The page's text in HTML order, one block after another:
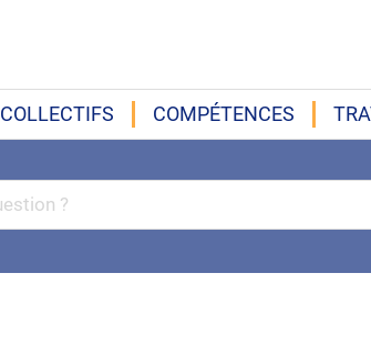
COLLECTIFS COMPÉTENCES